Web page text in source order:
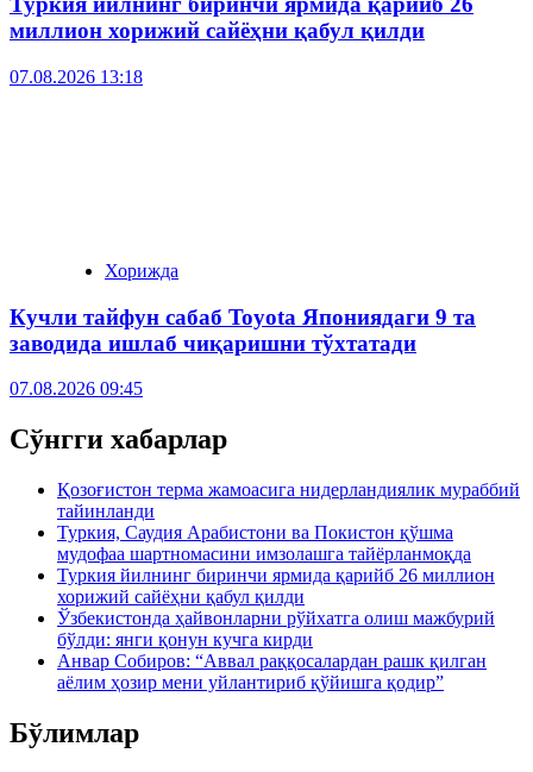
миллион хорижий сайёҳни қабул қилди
07.08.2026 13:18
Хорижда
Кучли тайфун сабаб Toyota Япониядаги 9 та
заводида ишлаб чиқаришни тўхтатади
07.08.2026 09:45
Сўнгги хабарлар
Қозоғистон терма жамоасига нидерландиялик мураббий
тайинланди
Туркия, Саудия Арабистони ва Покистон қўшма
мудофаа шартномасини имзолашга тайёрланмоқда
Туркия йилнинг биринчи ярмида қарийб 26 миллион
хорижий сайёҳни қабул қилди
Ўзбекистонда ҳайвонларни рўйхатга олиш мажбурий
бўлди: янги қонун кучга кирди
Анвар Собиров: “Аввал раққосалардан рашк қилган
аёлим ҳозир мени уйлантириб қўйишга қодир”
Бўлимлар